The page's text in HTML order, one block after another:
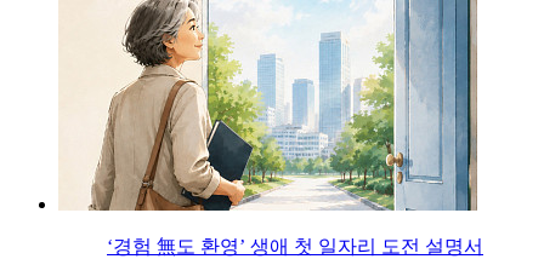
‘경험 無도 환영’ 생애 첫 일자리 도전 설명서